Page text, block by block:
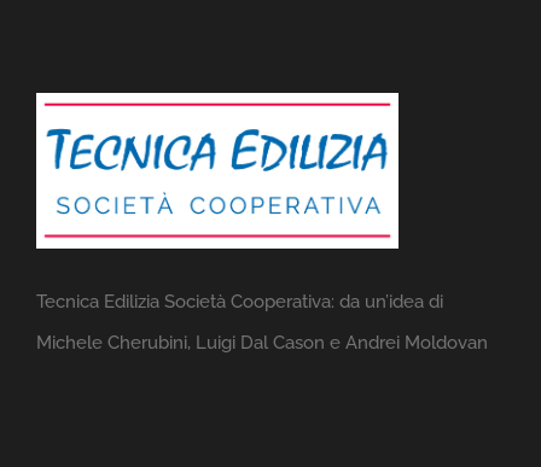
Tecnica Edilizia Società Cooperativa: da un’idea di
Michele Cherubini, Luigi Dal Cason e Andrei Moldovan